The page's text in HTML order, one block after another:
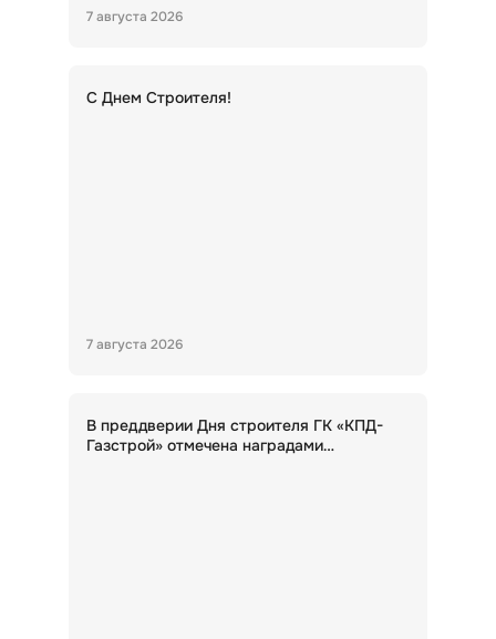
7 августа 2026
С Днем Строителя!
7 августа 2026
В преддверии Дня строителя ГК «КПД-
Газстрой» отмечена наградами